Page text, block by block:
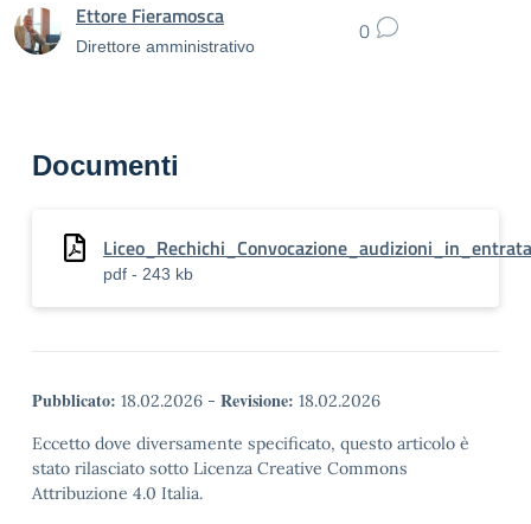
Ettore Fieramosca
Direttore amministrativo
0
Documenti
pdf - 243 kb
Pubblicato: 18.02.2026 - Revisione: 18.02.2026
Eccetto dove diversamente specificato, questo articolo è
stato rilasciato sotto Licenza Creative Commons
Attribuzione 4.0 Italia.